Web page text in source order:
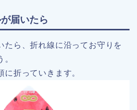
届いたら
たら、折れ線に沿ってお守りを
折っていきます。